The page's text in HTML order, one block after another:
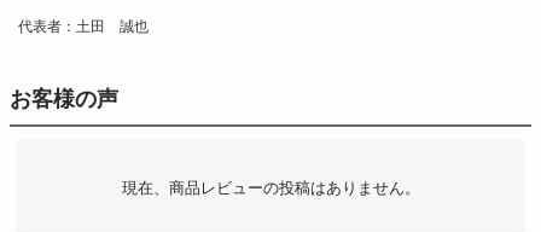
代表者：土田 誠也
お客様の声
現在、商品レビューの投稿はありません。